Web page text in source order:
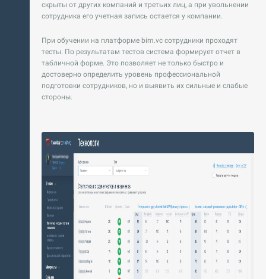
скрыты от других компаний и третьих лиц, а при увольнении
сотрудника его учетная запись остается у компании.
При обучении на платформе bim.vc сотрудники проходят
тесты. По результатам тестов система формирует отчет в
табличной форме. Это позволяет не только быстро и
достоверно определить уровень профессиональной
подготовки сотрудников, но и выявить их сильные и слабые
стороны.